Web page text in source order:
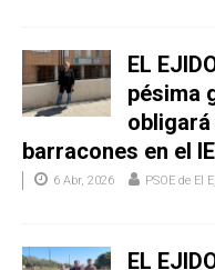
EL
pésima
barracones en el
6 Abr, 2026 PSOE de El
EL